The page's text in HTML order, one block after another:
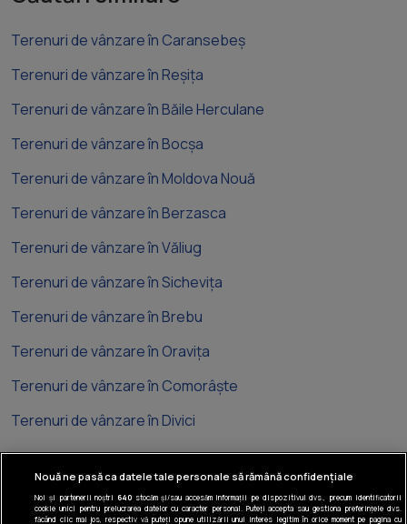
Terenuri de vânzare în Caransebeș
Terenuri de vânzare în Reșița
Terenuri de vânzare în Băile Herculane
Terenuri de vânzare în Bocșa
Terenuri de vânzare în Moldova Nouă
Terenuri de vânzare în Berzasca
Terenuri de vânzare în Văliug
Terenuri de vânzare în Sichevița
Terenuri de vânzare în Brebu
Terenuri de vânzare în Oravița
Terenuri de vânzare în Comorâște
Terenuri de vânzare în Divici
Nouă ne pasă ca datele tale personale să rămână confidențiale
Noi și partenerii noștri 640stocăm și/sau accesăm informații pe dispozitivul dvs., precum identificatorii
cookie unici pentru prelucrarea datelor cu caracter personal. Puteți accepta sau gestiona preferințele dvs.
făcând clic mai jos, respectiv vă puteți opune utilizării unui interes legitim în orice moment pe pagina cu